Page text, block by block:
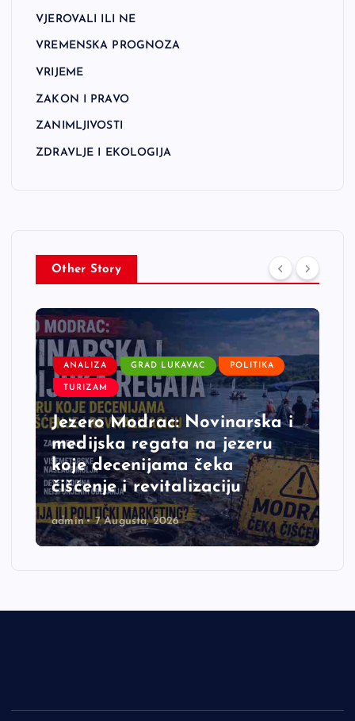
VJEROVALI ILI NE
VREMENSKA PROGNOZA
VRIJEME
ZAKON I PRAVO
ZANIMLJIVOSTI
ZDRAVLJE I EKOLOGIJA
Other Story
ANALIZA GRAD LUKAVAC POLITIKA
TURIZAM
Jezero Modrac: Novinarska i
medijska regata na jezeru
koje decenijama čeka
čišćenje i revitalizaciju
admin 7 Augusta, 2026